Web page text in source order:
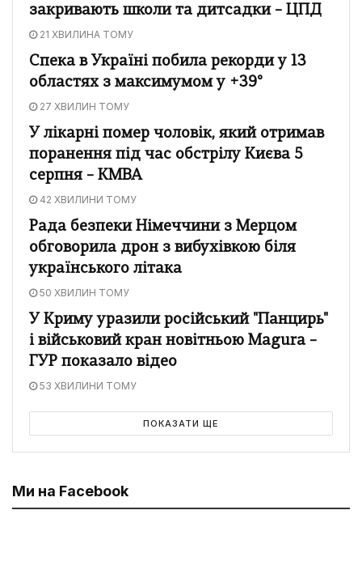
закривають школи та дитсадки – ЦПД
21 ХВИЛИНА ТОМУ
Спека в Україні побила рекорди у 13
областях з максимумом у +39°
27 ХВИЛИН ТОМУ
У лікарні помер чоловік, який отримав
поранення під час обстрілу Києва 5
серпня – КМВА
42 ХВИЛИНИ ТОМУ
Рада безпеки Німеччини з Мерцом
обговорила дрон з вибухівкою біля
українського літака
50 ХВИЛИН ТОМУ
У Криму уразили російський "Панцирь"
і військовий кран новітньою Magura –
ГУР показало відео
53 ХВИЛИНИ ТОМУ
ПОКАЗАТИ ЩЕ
Ми на Facebook